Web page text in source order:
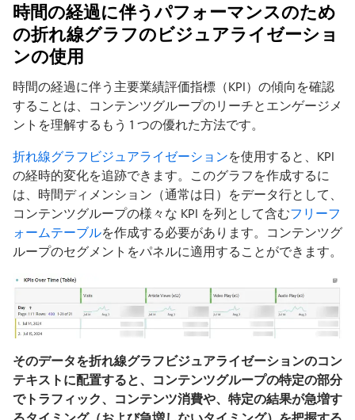
時間の経過に伴うパフォーマンスのため
の折れ線グラフのビジュアライゼーショ
ンの使用
時間の経過に伴う主要業績評価指標（KPI）の傾向を確認
することは、コンテンツグループのリーチとエンゲージメ
ントを理解するもう 1 つの優れた方法です。
折れ線グラフビジュアライゼーションを使用すると、KPI
の経時的変化を追跡できます。このグラフを作成するに
は、時間ディメンション（通常は日）をデータ行として、
コンテンツグループの様々な KPI を列として含むフリーフ
ォームテーブルを作成する必要があります。コンテンツグ
ループのセグメントをパネルに適用することができます。
そのデータを折れ線グラフビジュアライゼーションのコン
テキストに配置すると、コンテンツグループの特定の部分
でトラフィック、コンテンツ消費や、特定の結果が急増す